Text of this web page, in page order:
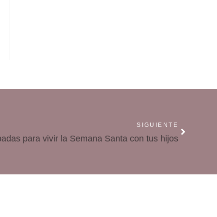
SIGUIENTE
para vivir la Semana Santa con tus hijos